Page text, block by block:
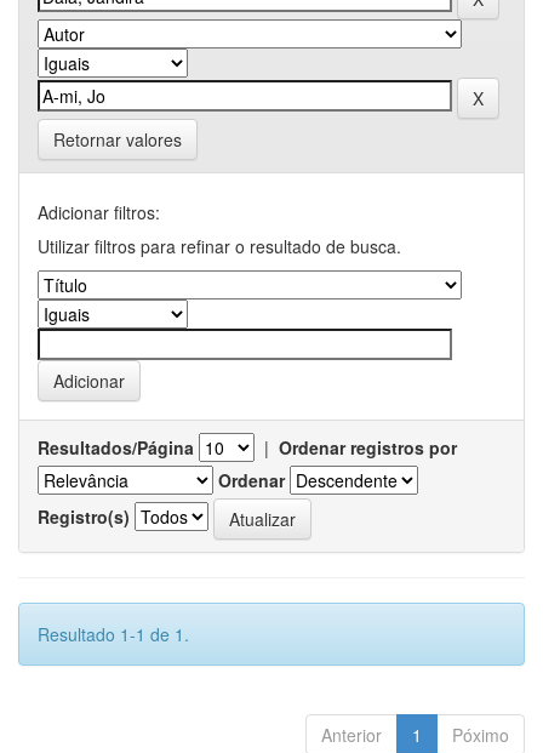
Retornar valores
Adicionar filtros:
Utilizar filtros para refinar o resultado de busca.
Resultados/Página | Ordenar registros por
Ordenar
Registro(s)
Resultado 1-1 de 1.
Anterior 1 Póximo